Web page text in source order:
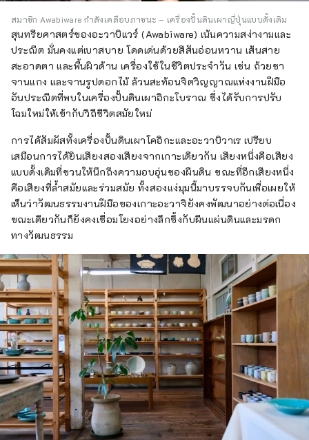
สมาชิก Awabiware กำลังเคลือบภาชนะ – เครื่องปั้นดินเผาญี่ปุ่นแบบดั้งเดิม
สุนทรียศาสตร์ของอะวาบิแวร์ (Awabiware) เน้นความสง่างามและ
ประณีต มั่นคงแต่เบาสบาย โดดเด่นด้วยสีสันอ่อนหวาน เส้นสาย
สะอาดตา และพื้นผิวด้าน เครื่องใช้ในชีวิตประจำวัน เช่น ถ้วยชา
จานแกง และจานรูปดอกไม้ ล้วนสะท้อนจิตวิญญาณแห่งงานฝีมือ
อันประณีตที่พบในเครื่องปั้นดินเผาอิกะโบราณ ซึ่งได้รับการปรับ
โฉมใหม่ให้เข้ากับวิถีชีวิตสมัยใหม่
การได้สัมผัสทั้งเครื่องปั้นดินเผาโคอิกะและอะวาบิวาเร เปรียบ
เสมือนการได้ยินเสียงสองเสียงจากเกาะเดียวกัน เสียงหนึ่งคือเสียง
แบบดั้งเดิมที่ชวนให้นึกถึงความอบอุ่นของผืนดิน ขณะที่อีกเสียงหนึ่ง
คือเสียงที่ล้ำสมัยและร่วมสมัย ทั้งสองแง่มุมนี้มาบรรจบกันเพื่อเผยให้
เห็นว่าวัฒนธรรมงานฝีมือของเกาะอะวาจิยังคงพัฒนาอย่างต่อเนื่อง
ขณะเดียวกันก็ยังคงเชื่อมโยงอย่างลึกซึ้งกับผืนแผ่นดินและมรดก
ทางวัฒนธรรม